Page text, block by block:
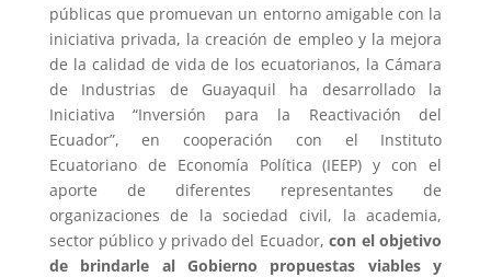
públicas que promuevan un entorno amigable con la
iniciativa privada, la creación de empleo y la mejora
de la calidad de vida de los ecuatorianos, la Cámara
de Industrias de Guayaquil ha desarrollado la
Iniciativa “Inversión para la Reactivación del
Ecuador”, en cooperación con el Instituto
Ecuatoriano de Economía Política (IEEP) y con el
aporte de diferentes representantes de
organizaciones de la sociedad civil, la academia,
sector público y privado del Ecuador,con el objetivo
de brindarle al Gobierno propuestas viables y